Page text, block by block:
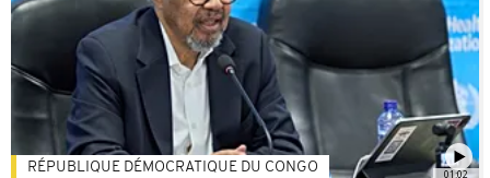
01:02
RÉPUBLIQUE DÉMOCRATIQUE DU CONGO